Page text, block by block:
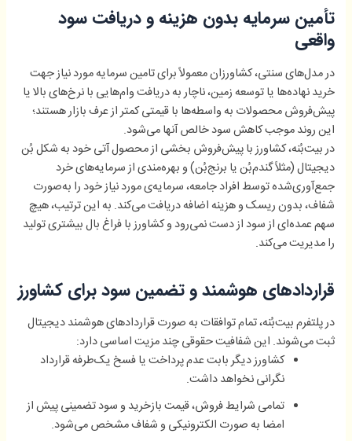
تأمین سرمایه بدون هزینه و دریافت سود
واقعی
در مدل‌های سنتی، کشاورزان معمولاً برای تامین سرمایه مورد نیاز جهت
خرید نهاده‌ها یا توسعه زمین، ناچار به دریافت وام‌هایی با نرخ‌های بالا یا
پیش‌فروش محصولات به واسطه‌ها با قیمتی کمتر از عرف بازار هستند؛
این روند موجب کاهش سود خالص آنها می‌شود.
در بیت‌بُنه، کشاورز با پیش‌فروش بخشی از محصول آتی خود به شکل بُن
دیجیتال (مثلاً گندم‌بُن یا برنج‌بُن) و بهره‌مندی از سرمایه‌های خرد
جمع‌آوری‌شده توسط افراد جامعه، سرمایه‌ی مورد نیاز خود را به‌صورت
شفاف، بدون ریسک و هزینه اضافه دریافت می‌کند. به این ترتیب، هیچ
سهم عمده‌ای از سود از دست نمی‌رود و کشاورز با فراغ بال بیشتری تولید
را مدیریت می‌کند.
قراردادهای هوشمند و تضمین سود برای کشاورز
در پلتفرم بیت‌بُنه، تمام توافقات به صورت قراردادهای هوشمند دیجیتال
ثبت می‌شوند. این شفافیت حقوقی چند مزیت اساسی دارد:
کشاورز دیگر بابت عدم پرداخت یا فسخ یک‌طرفه قرارداد
نگرانی نخواهد داشت.
تمامی شرایط فروش، قیمت بازخرید و سود تضمینی پیش از
امضا به صورت الکترونیکی و شفاف مشخص می‌شود.